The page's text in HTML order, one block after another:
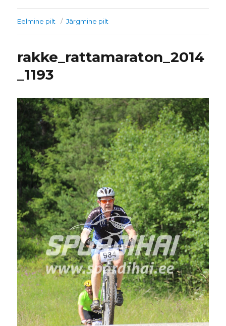
Eelmine pilt Järgmine pilt
rakke_rattamaraton_2014
_1193